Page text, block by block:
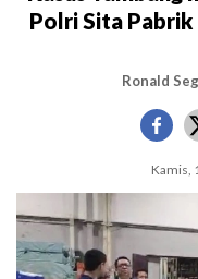
Polri Sita Pabrik
Ronald
Kamis,